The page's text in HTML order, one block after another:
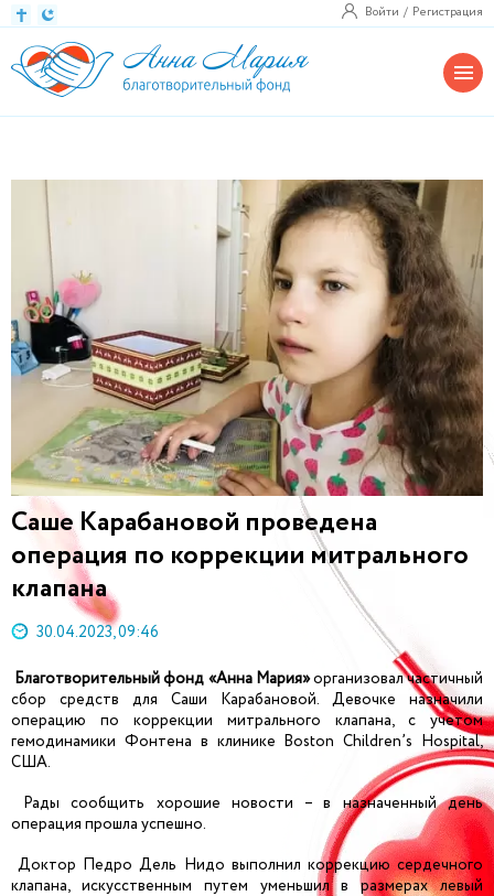
Войти Регистрация
Саше Карабановой проведена
операция по коррекции митрального
клапана
30.04.2023, 09:46
Благотворительный фонд «Анна Мария»организовал частичный
сбор средств для Саши Карабановой. Девочке назначили
операцию по коррекции митрального клапана, с учетом
гемодинамики Фонтена в клинике Boston Children’s Hospital,
США.
Рады сообщить хорошие новости – в назначенный день
операция прошла успешно.
Доктор Педро Дель Нидо выполнил коррекцию сердечного
клапана, искусственным путем уменьшил в размерах левый